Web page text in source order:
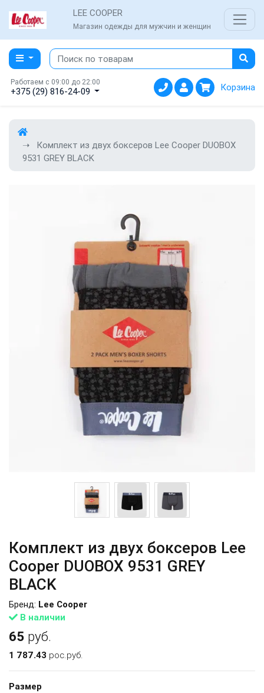
LEE COOPER
Магазин одежды для мужчин и женщин
Работаем с 09:00 до 22:00
+375 (29) 816-24-09 Корзина
Комплект из двух боксеров Lee Cooper DUOBOX
9531 GREY BLACK
Комплект из двух боксеров Lee
Cooper DUOBOX 9531 GREY
BLACK
В наличии
Бренд: Lee Cooper
65 руб.
1 787.43 рос.руб.
Размер